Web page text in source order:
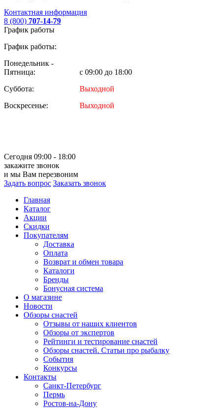
Контактная информация
8 (800) 707-14-79
График работы
График работы:
Понедельник -
Пятница:
с 09:00 до 18:00
Суббота:
Выходной
Воскресенье:
Выходной
Сегодня 09:00 - 18:00
закажите звонок
и мы Вам перезвоним
Задать вопрос Заказать звонок
Главная
Каталог
Акции
Скидки
Покупателям
Доставка
Оплата
Возврат и обмен товара
Каталоги
Бренды
Бонусная система
О магазине
Новости
Обзоры снастей
Отзывы от наших клиентов
Обзоры от экспертов
Рейтинги и тестирование снастей
Обзоры снастей. Статьи про рыбалку
События
Конкурсы
Контакты
Санкт-Петербург
Пермь
Ростов-на-Дону